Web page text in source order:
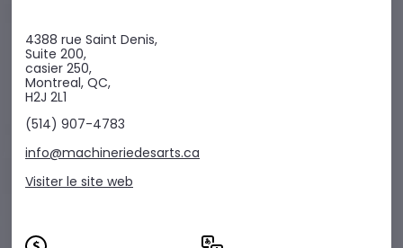
4388 rue Saint Denis,
Suite 200,
casier 250,
Montreal, QC,
H2J 2L1
(514) 907-4783
info@machineriedesarts.ca
Visiter le site web